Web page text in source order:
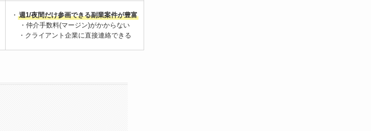
・ 週1/夜間だけ参画できる副業案件が豊富
・仲介手数料(マージン)がかからない
・クライアント企業に直接連絡できる